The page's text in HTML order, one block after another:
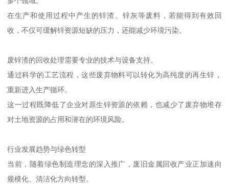
在生产和使用过程中产生的锌渣、锌灰等废料，若能得到有效回
收，不仅可缓解锌资源短缺的压力，还能减少环境污染。
废锌渣的回收处理需要专业的技术与设备支持。
通过科学的工艺流程，这些废弃物料可以转化为高纯度的再生锌，
重新进入生产循环。
这一过程既降低了企业对原生锌资源的依赖，也减少了废弃物堆存
对土地资源的占用和潜在的环境风险。
行业发展趋势与绿色转型
当前，随着绿色制造理念的深入推广，废旧金属回收产业正加速向
规模化、清洁化方向转型。